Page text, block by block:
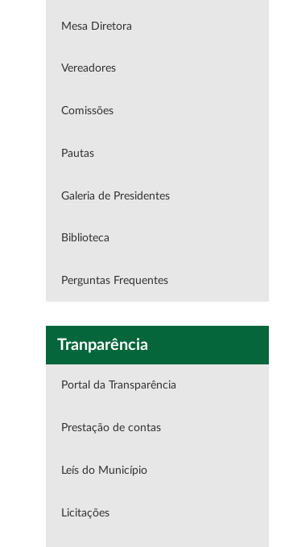
Mesa Diretora
Vereadores
Comissões
Pautas
Galeria de Presidentes
Biblioteca
Perguntas Frequentes
Tranparência
Portal da Transparência
Prestação de contas
Leís do Município
Licitações